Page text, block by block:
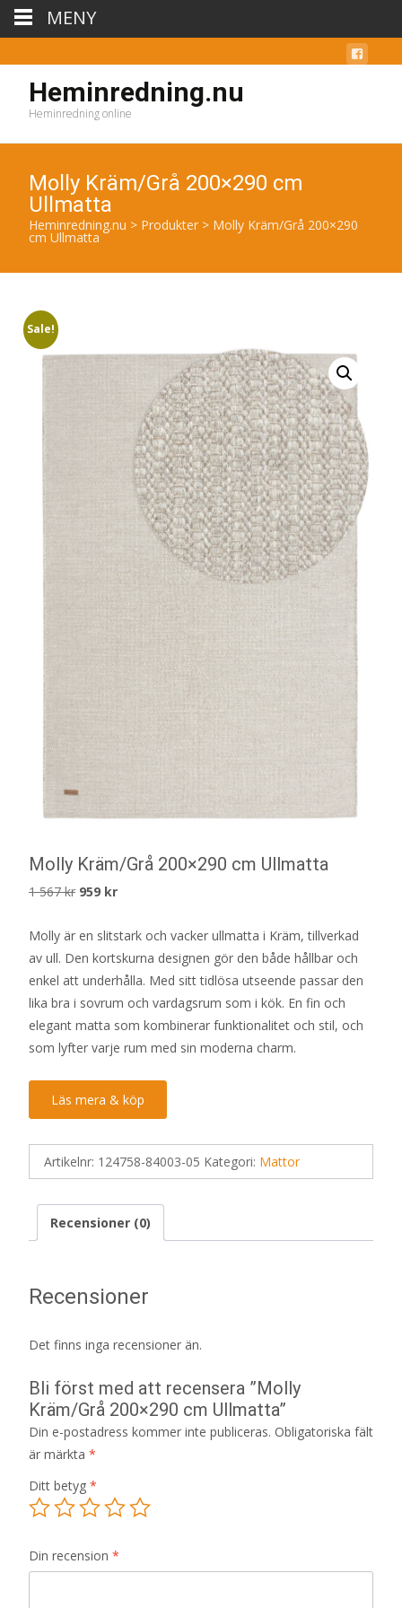
Heminredning.nu
Heminredning online
Molly Kräm/Grå 200×290 cm
Ullmatta
Heminredning.nu > Produkter > Molly Kräm/Grå 200×290
cm Ullmatta
Sale!
Molly Kräm/Grå 200×290 cm Ullmatta
1 567kr Det
priset
var:
1
567 kr.
959 krDet
priset
är:
959 kr.
Molly är en slitstark och vacker ullmatta i Kräm, tillverkad
av ull. Den kortskurna designen gör den både hållbar och
enkel att underhålla. Med sitt tidlösa utseende passar den
lika bra i sovrum och vardagsrum som i kök. En fin och
elegant matta som kombinerar funktionalitet och stil, och
som lyfter varje rum med sin moderna charm.
Läs mera & köp
Artikelnr: 124758-84003-05 Kategori: Mattor
Recensioner (0)
Recensioner
Det finns inga recensioner än.
Bli först med att recensera ”Molly
Kräm/Grå 200×290 cm Ullmatta”
Din e-postadress kommer inte publiceras. Obligatoriska fält
är märkta *
Ditt betyg *
Din recension *
MENY